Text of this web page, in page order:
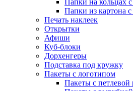
Папки из картона
Печать наклеек
Открытки
Афиши
Куб-блоки
Дорхенгеры
Подставка под кружку
Пакеты с логотипом
Пакеты с петлевой